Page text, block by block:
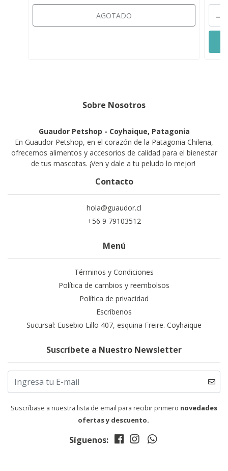
AGOTADO -
Sobre Nosotros
Guaudor Petshop - Coyhaique, Patagonia
En Guaudor Petshop, en el corazón de la Patagonia Chilena,
ofrecemos alimentos y accesorios de calidad para el bienestar
de tus mascotas. ¡Ven y dale a tu peludo lo mejor!
Contacto
hola@guaudor.cl
+56 9 79103512
Menú
Términos y Condiciones
Política de cambios y reembolsos
Política de privacidad
Escríbenos
Sucursal: Eusebio Lillo 407, esquina Freire. Coyhaique
Suscríbete a Nuestro Newsletter
Suscríbase a nuestra lista de email para recibir primero novedades
ofertas y descuento.
Síguenos: